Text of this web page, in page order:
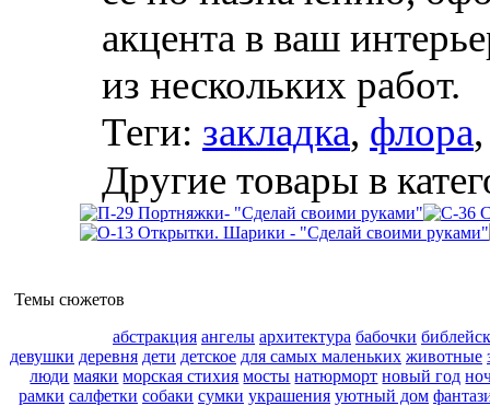
акцента в ваш
из нескольких работ.
Теги: закладка, флора
Другие товары в
Темы сюжетов
абстракция ангелы архитектура бабочки
девушки деревня дети детское для самых маленьких животные
люди маяки морская стихия мосты натюрморт новый год
рамки салфетки собаки сумки украшения уютный дом